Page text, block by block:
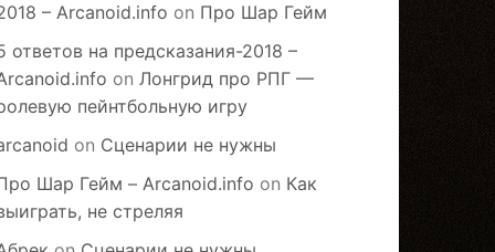
– Arcanoid.info on Про Шар Гейм
ответов на предсказания-2018 –
on Лонгрид про РПГ —
пейнтбольную игру
on Сценарии не нужны
Шар Гейм – Arcanoid.info on Как
не стреляя